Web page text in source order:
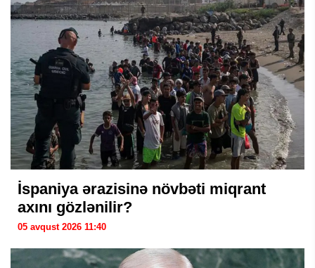
İspaniya ərazisinə növbəti miqrant
axını gözlənilir?
05 avqust 2026 11:40